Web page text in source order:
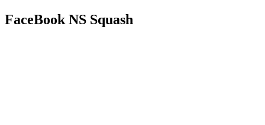
FaceBook NS Squash